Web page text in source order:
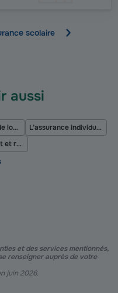
scolaire
aussi
Résilier un bail de location
L’assurance individuelle accident
Déménagement et résiliation assurance habitation
et des services mentionnés,
renseigner auprès de votre
juin 2026.